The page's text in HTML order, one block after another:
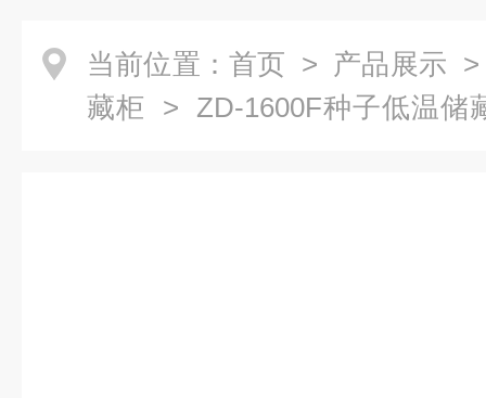
当前位置： 首页 > 产品展示
藏柜 > ZD-1600F种子低温储